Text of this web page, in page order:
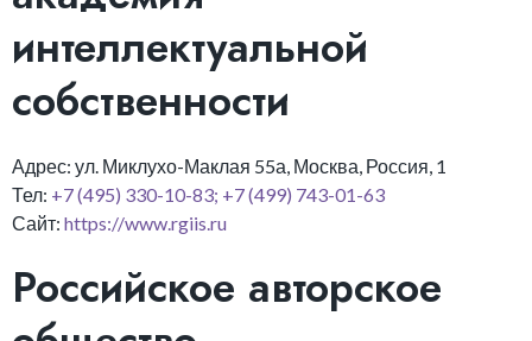
интеллектуальной
собственности
Адрес: ул. Миклухо-Маклая 55а, Москва, Россия, 1
Тел: +7 (495) 330-10-83; +7 (499) 743-01-63
Сайт: https://www.rgiis.ru
Российское авторское